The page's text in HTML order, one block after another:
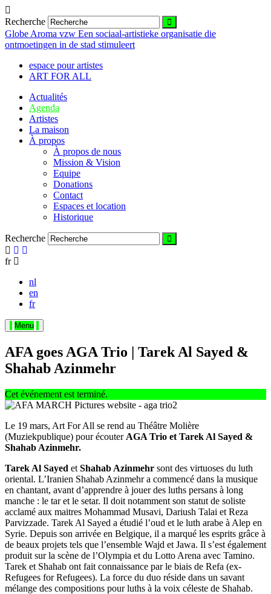
Recherche
Globe Aroma vzw Een sociaal-artistieke organisatie die
ontmoetingen in de stad stimuleert
espace pour artistes
ART FOR ALL
Actualités
Agenda
Artistes
La maison
À propos
À propos de nous
Mission & Vision
Equipe
Donations
Contact
Espaces et location
Historique
Recherche
fr
nl
en
fr
Menu
AFA goes AGA Trio | Tarek Al Sayed &
Shahab Azinmehr
Cet événement est terminé.
Le 19 mars, Art For All se rend au Théâtre Molière
(Muziekpublique) pour écouter AGA Trio et Tarek Al Sayed &
Shahab Azinmehr.
Tarek Al Sayed et Shahab Azinmehr sont des virtuoses du luth
oriental. L’Iranien Shahab Azinmehr a commencé dans la musique
en chantant, avant d’apprendre à jouer des luths persans à long
manche : le tar et le setar. Il doit notamment son statut de soliste
acclamé aux maitres Mohammad Musavi, Dariush Talai et Reza
Parvizzade. Tarek Al Sayed a étudié l’oud et le luth arabe à Alep en
Syrie. Depuis son arrivée en Belgique, il a marqué les esprits grâce à
de beaux projets tels que l’ensemble Wajd et Jawa. Il s’est également
produit sur la scène de l’Olympia et du Lotto Arena avec Tamino.
Tarek et Shahab ont fait connaissance par le biais de Refa (ex-
Refugees for Refugees). La force du duo réside dans un savant
mélange des compositions pour luths à la voix céleste de Shahab.